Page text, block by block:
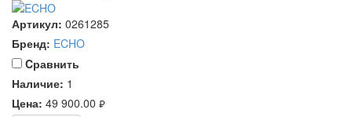
Артикул: 0261285
Бренд: ECHO
Cравнить
Наличие: 1
Цена: 49 900.00 руб.